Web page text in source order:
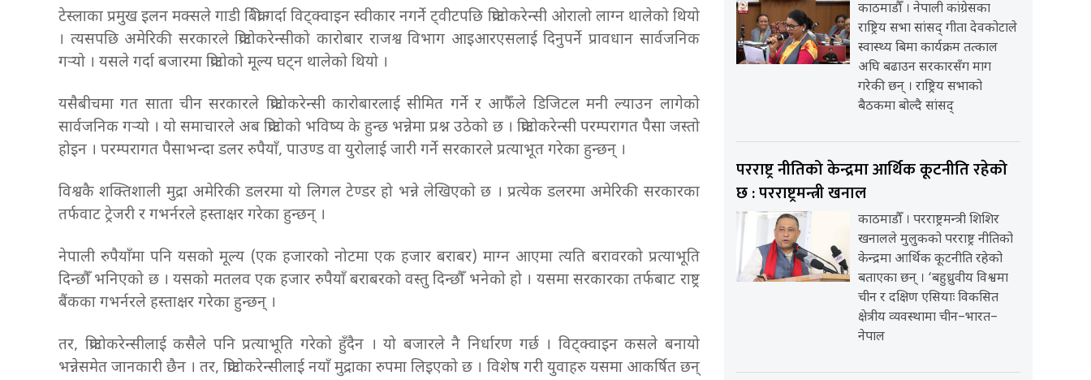
टेस्लाका प्रमुख इलन मक्सले गाडी बिक्री गर्दा विट्क्वाइन स्वीकार नगर्ने ट्वीटपछि क्रिप्टोकरेन्सी ओरालो लाग्न थालेको थियो
। त्यसपछि अमेरिकी सरकारले क्रिप्टोकरेन्सीको कारोबार राजश्व विभाग आइआरएसलाई दिनुपर्ने प्रावधान सार्वजनिक
गर्‍यो । यसले गर्दा बजारमा क्रिप्टोको मूल्य घट्न थालेको थियो ।
यसैबीचमा गत साता चीन सरकारले क्रिप्टोकरेन्सी कारोबारलाई सीमित गर्ने र आफैँले डिजिटल मनी ल्याउन लागेको
सार्वजनिक गर्‍यो । यो समाचारले अब क्रिप्टोको भविष्य के हुन्छ भन्नेमा प्रश्न उठेको छ । क्रिप्टोकरेन्सी परम्परागत पैसा जस्तो
होइन । परम्परागत पैसाभन्दा डलर रुपैयाँ, पाउण्ड वा युरोलाई जारी गर्ने सरकारले प्रत्याभूत गरेका हुन्छन् ।
विश्वकै शक्तिशाली मुद्रा अमेरिकी डलरमा यो लिगल टेण्डर हो भन्ने लेखिएको छ । प्रत्येक डलरमा अमेरिकी सरकारका
तर्फवाट ट्रेजरी र गभर्नरले हस्ताक्षर गरेका हुन्छन् ।
नेपाली रुपैयाँमा पनि यसको मूल्य (एक हजारको नोटमा एक हजार बराबर) माग्न आएमा त्यति बरावरको प्रत्याभूति
दिन्छौँ भनिएको छ । यसको मतलव एक हजार रुपैयाँ बराबरको वस्तु दिन्छौँ भनेको हो । यसमा सरकारका तर्फबाट राष्ट्र
बैंकका गभर्नरले हस्ताक्षर गरेका हुन्छन् ।
तर, क्रिप्टोकरेन्सीलाई कसैले पनि प्रत्याभूति गरेको हुँदैन । यो बजारले नै निर्धारण गर्छ । विट्क्वाइन कसले बनायो
भन्नेसमेत जानकारी छैन । तर, क्रिप्टोकरेन्सीलाई नयाँ मुद्राका रुपमा लिइएको छ । विशेष गरी युवाहरु यसमा आकर्षित छन्
काठमाडौँ । नेपाली कांग्रेसका
राष्ट्रिय सभा सांसद् गीता देवकोटाले
स्वास्थ्य बिमा कार्यक्रम तत्काल
अघि बढाउन सरकारसँग माग
गरेकी छन् । राष्ट्रिय सभाको
बैठकमा बोल्दै सांसद्
परराष्ट्र नीतिको केन्द्रमा आर्थिक कूटनीति रहेको
छ : परराष्ट्रमन्त्री खनाल
काठमाडौँ । परराष्ट्रमन्त्री शिशिर
खनालले मुलुकको परराष्ट्र नीतिको
केन्द्रमा आर्थिक कूटनीति रहेको
बताएका छन् । ‘बहुध्रुवीय विश्वमा
चीन र दक्षिण एसियाः विकसित
क्षेत्रीय व्यवस्थामा चीन–भारत–
नेपाल